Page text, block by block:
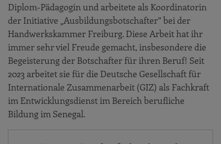
Diplom-Pädagogin und arbeitete als Koordinatorin
der Initiative „Ausbildungsbotschafter” bei der
Handwerkskammer Freiburg. Diese Arbeit hat ihr
immer sehr viel Freude gemacht, insbesondere die
Begeisterung der Botschafter für ihren Beruf! Seit
2023 arbeitet sie für die Deutsche Gesellschaft für
Internationale Zusammenarbeit (GIZ) als Fachkraft
im Entwicklungsdienst im Bereich berufliche
Bildung im Senegal.